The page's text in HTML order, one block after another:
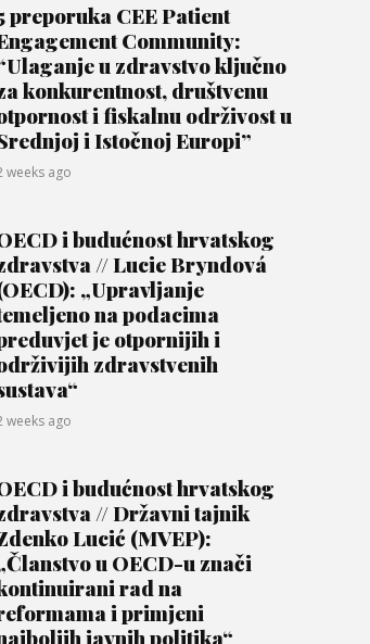
preporuka CEE Patient
Community:
u zdravstvo ključno
konkurentnost, društvenu
i fiskalnu održivost u
i Istočnoj Europi”
weeks ago
i budućnost hrvatskog
// Lucie Bryndová
„Upravljanje
na podacima
je otpornijih i
zdravstvenih
weeks ago
i budućnost hrvatskog
// Državni tajnik
Lucić (MVEP):
u OECD-u znači
rad na
i primjeni
javnih politika“